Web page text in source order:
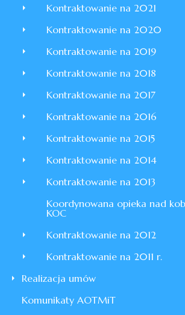
Kontraktowanie na 2021
Kontraktowanie na 2020
Kontraktowanie na 2019
Kontraktowanie na 2018
Kontraktowanie na 2017
Kontraktowanie na 2016
Kontraktowanie na 2015
Kontraktowanie na 2014
Kontraktowanie na 2013
Koordynowana opieka nad
KOC
Kontraktowanie na 2012
Kontraktowanie na 2011 r.
Realizacja umów
Komunikaty AOTMiT